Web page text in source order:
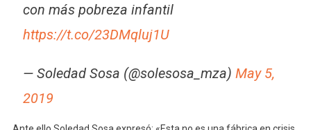
con más pobreza infantil
https://t.co/23DMqluj1U
— Soledad Sosa (@solesosa_mza) May 5,
2019